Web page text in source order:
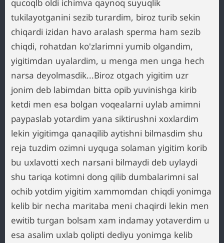
qucoqlb oldi ichimva qaynoq suyuqlik
tukilayotganini sezib turardim, biroz turib sekin
chiqardi izidan havo aralash sperma ham sezib
chiqdi, rohatdan ko'zlarimni yumib olgandim,
yigitimdan uyalardim, u menga men unga hech
narsa deyolmasdik...Biroz otgach yigitim uzr
jonim deb labimdan bitta opib yuvinishga kirib
ketdi men esa bolgan voqealarni uylab amimni
paypaslab yotardim yana siktirushni xoxlardim
lekin yigitimga qanaqilib aytishni bilmasdim shu
reja tuzdim ozimni uyquga solaman yigitim korib
bu uxlavotti xech narsani bilmaydi deb uylaydi
shu tariqa kotimni dong qilib dumbalarimni sal
ochib yotdim yigitim xammomdan chiqdi yonimga
kelib bir necha maritaba meni chaqirdi lekin men
ewitib turgan bolsam xam indamay yotaverdim u
esa asalim uxlab qolipti dediyu yonimga kelib